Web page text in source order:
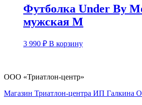
Футболка Under By
мужская M
3 990 ₽ В корзину
ООО «Триатлон-центр»
Магазин Триатлон-центра ИП Галкина